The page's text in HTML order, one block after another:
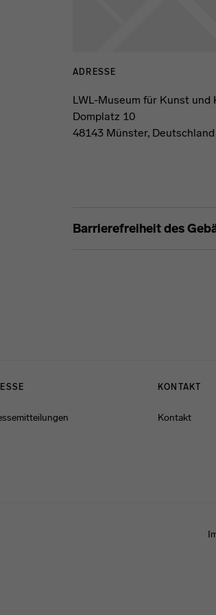
ADRESSE
LWL-Museum für Kunst und
Domplatz 10
48143 Münster, Deutschland
Barrierefreiheit des
KONTAKT
Kontakt